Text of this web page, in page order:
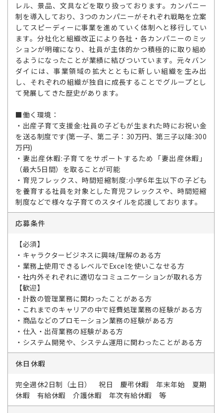
レル、景品、文具などを取り扱っております。カンパニー
制を導入しており、3つのカンパニーがそれぞれ戦略を立案
してスピーディーに事業を進めていく体制へと移行してい
ます。分社化と組織改正により各社・各カンパニーのミッ
ションが明確になり、社員が主体的かつ積極的に取り組め
るようになったことが業績に結びついています。元々バン
ダイには、事業領域の拡大とともに新しい組織を生み出
し、それぞれの組織が独自に成長することでグループとし
て発展してきた歴史があります。
■働く環境：
・出産子育て支援金:社員の子どもが生まれた時にお祝い金
を送る制度です(第一子、第二子：30万円、第三子以降:300
万円)
・妻出産休暇:子育てをサポートするため「妻出産休暇」
（最大5日間）を取ることが可能
・育児フレックス、時間短縮制度:小学6年生以下の子ども
を養育する社員を対象とした育児フレックスや、時間短縮
制度などで様々な子育てのスタイルを応援しております。
応募条件
【必須】
・キャラクタービジネスに興味/理解のある方
・業務上使用できるレベルでExcelを使いこなせる方
・社内外それぞれに適切なコミュニケーションが取れる方
【歓迎】
・計数の管理業務に関わったことがある方
・これまでのキャリアの中で経費処理業務の経験がある方
・商品などのプロモーション業務の経験がある方
・仕入・出荷業務の経験がある方
・システム開発や、システム運用に関わったことがある方
休日休暇
完全週休2日制（土日） 祝日 慶弔休暇 年末年始 夏期
休暇 有給休暇 介護休暇 年次有給休暇 等